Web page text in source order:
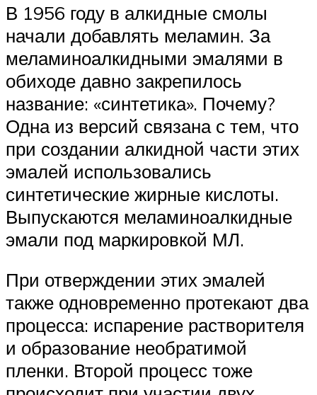
В 1956 году в алкидные смолы
начали добавлять меламин. За
меламиноалкидными эмалями в
обиходе давно закрепилось
название: «синтетика». Почему?
Одна из версий связана с тем, что
при создании алкидной части этих
эмалей использовались
синтетические жирные кислоты.
Выпускаются меламиноалкидные
эмали под маркировкой МЛ.
При отверждении этих эмалей
также одновременно протекают два
процесса: испарение растворителя
и образование необратимой
пленки. Второй процесс тоже